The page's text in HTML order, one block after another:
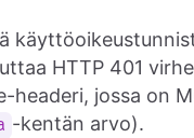
HTTP 401
headeri, jossa on
-kentän arvo).